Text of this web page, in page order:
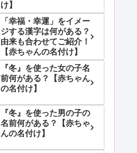
け】
「幸福・幸運」をイメー
ジする漢字は何がある？
由来も合わせてご紹介！
【赤ちゃんの名付け】
『冬』を使った女の子名
前何がある？【赤ちゃん
の名付け】
『冬』を使った男の子の
名前何がある？【赤ちゃ
んの名付け】